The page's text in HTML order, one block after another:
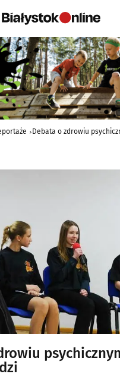
Debata o zdrowiu